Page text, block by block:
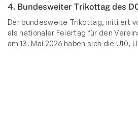
4. Bundesweiter Trikottag des
Der bundesweite Trikottag, initiiert
als nationaler Feiertag für den
am 13. Mai 2026 haben sich die U10, U